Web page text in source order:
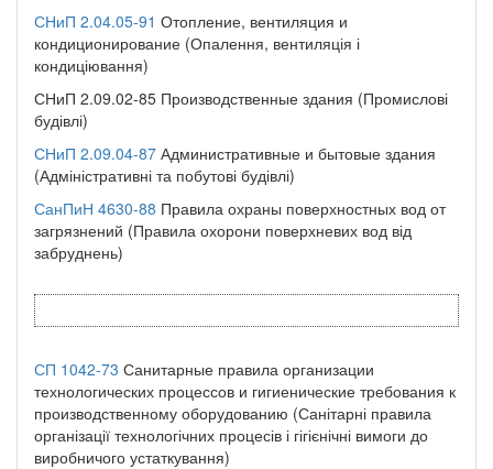
СНиП 2.04.05-91 Отопление, вентиляция и
кондиционирование (Опалення, вентиляція і
кондиціювання)
СНиП 2.09.02-85 Производственные здания (Промислові
будівлі)
СНиП 2.09.04-87 Административные и бытовые здания
(Адміністративні та побутові будівлі)
СанПиН 4630-88 Правила охраны поверхностных вод от
загрязнений (Правила охорони поверхневих вод від
забруднень)
СП 1042-73 Санитарные правила организации
технологических процессов и гигиенические требования к
производственному оборудованию (Санітарні правила
організації технологічних процесів і гігієнічні вимоги до
виробничого устаткування)